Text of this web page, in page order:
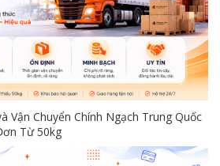
Vận Chuyển Chính Ngạch Trung Quốc
Từ 50kg